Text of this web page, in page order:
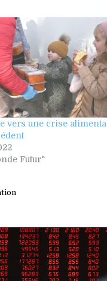
vers une crise
Futur"
Posted
in